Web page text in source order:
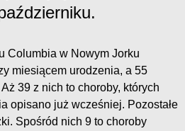
Columbia w Nowym Jorku
miesiącem urodzenia, a 55
39 z nich to choroby, których
opisano już wcześniej. Pozostałe
Spośród nich 9 to choroby